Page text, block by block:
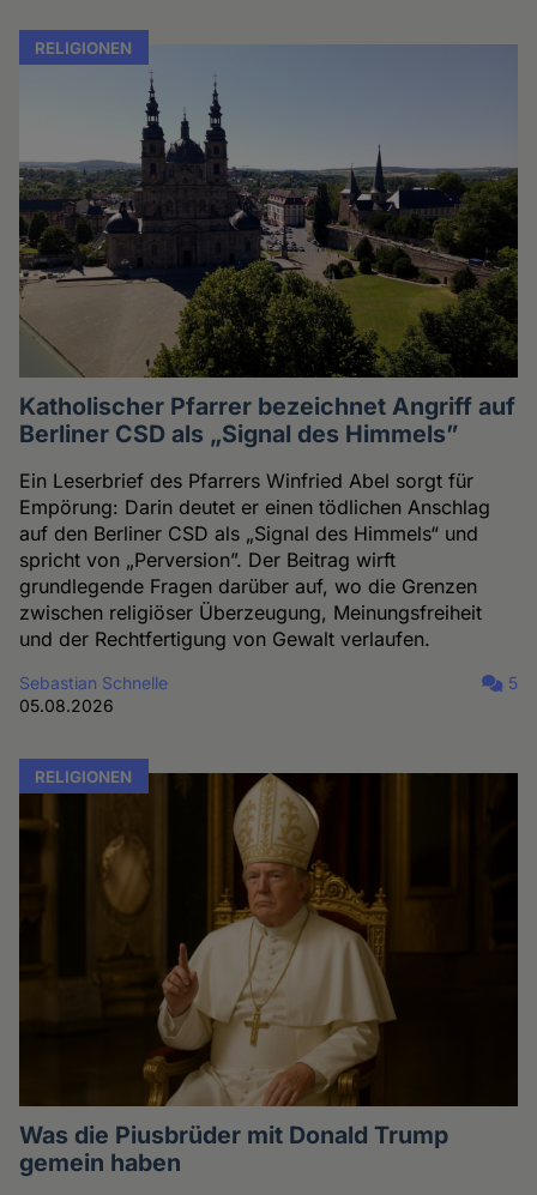
RELIGIONEN
Katholischer Pfarrer bezeichnet Angriff auf
Berliner CSD als „Signal des Himmels”
Ein Leserbrief des Pfarrers Winfried Abel sorgt für
Empörung: Darin deutet er einen tödlichen Anschlag
auf den Berliner CSD als „Signal des Himmels“ und
spricht von „Perversion”. Der Beitrag wirft
grundlegende Fragen darüber auf, wo die Grenzen
zwischen religiöser Überzeugung, Meinungsfreiheit
und der Rechtfertigung von Gewalt verlaufen.
Sebastian Schnelle
05.08.2026
5
RELIGIONEN
Was die Piusbrüder mit Donald Trump
gemein haben